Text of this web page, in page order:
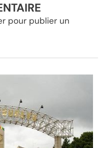
pour publier un